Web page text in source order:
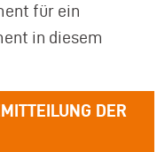
für ein
in diesem
DER